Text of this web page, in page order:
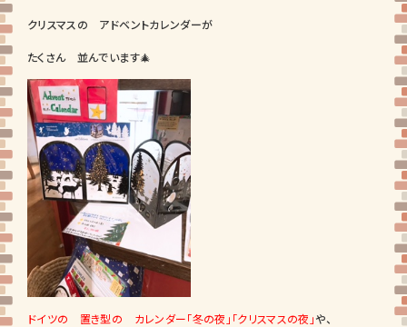
クリスマスの アドベントカレンダーが
たくさん 並んでいます🎄
ドイツの 置き型の カレンダー「冬の夜」「クリスマスの夜」や、